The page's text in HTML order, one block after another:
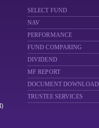
SELECT FUND
NAV
PERFORMANCE
FUND COMPARING
DIVIDEND
MF REPORT
DOCUMENT DOWNLOAD
TRUSTEE SERVICES